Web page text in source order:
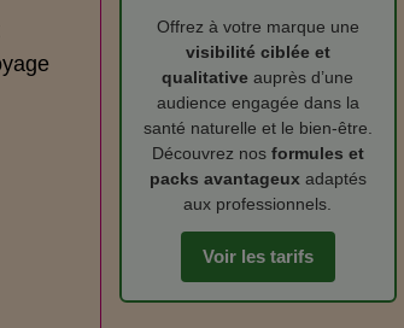
Offrez à votre marque une
visibilité ciblée et
qualitative auprès d’une
audience engagée dans la
santé naturelle et le bien‑être.
Découvrez nos formules et
packs avantageuxadaptés
aux professionnels.
Voir les tarifs